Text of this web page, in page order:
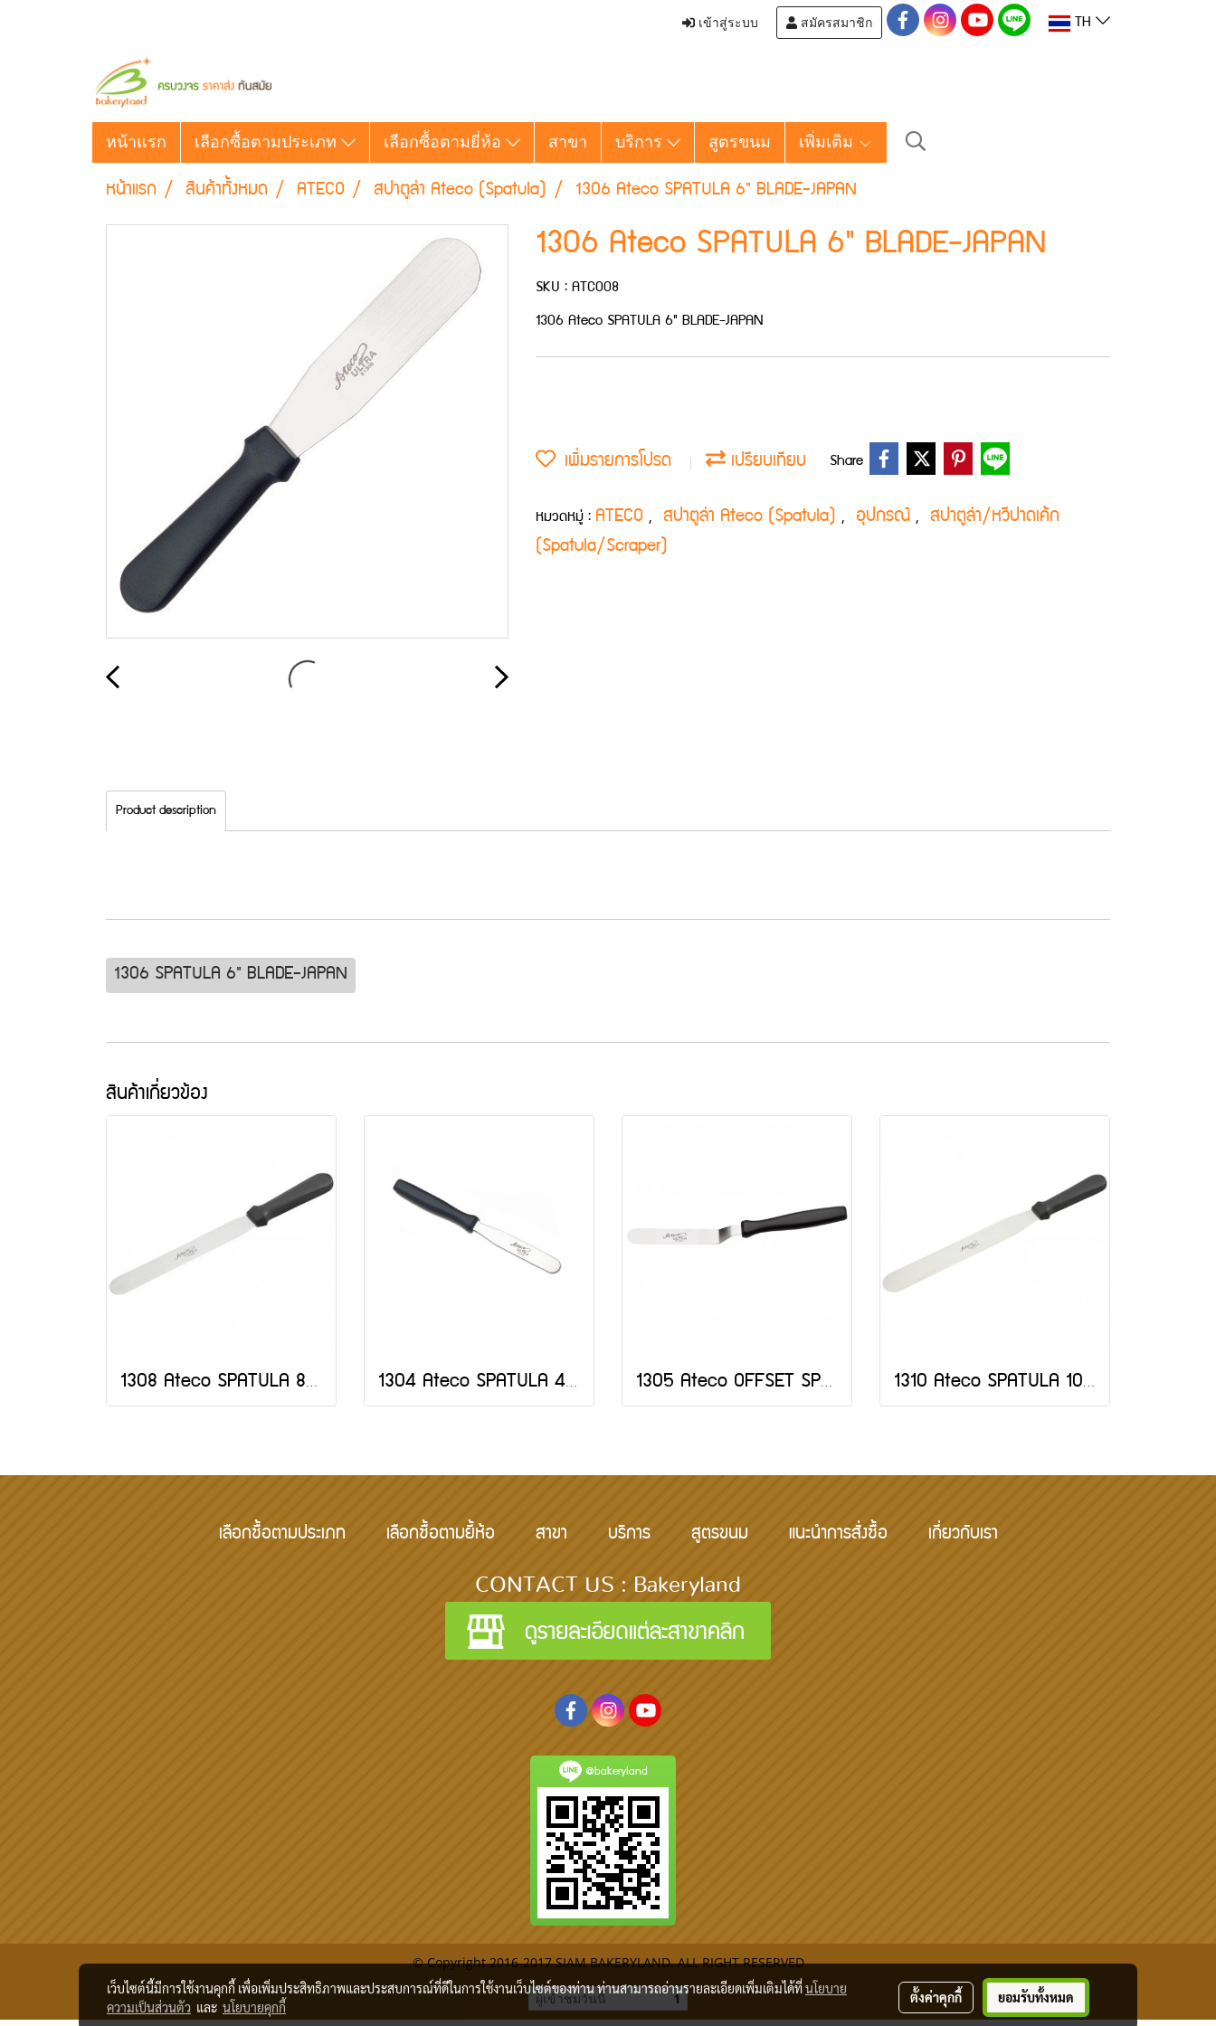
เข้าสู่ระบบ สมัครสมาชิก TH
หน้าแรก เลือกซื้อตามประเภท เลือกซื้อตามยี่ห้อ สาขา บริการ สูตรขนม เพิ่มเติม
หน้าแรก สินค้าทั้งหมด ATECO สปาตูล่า Ateco (Spatula) 1306 Ateco SPATULA 6" BLADE-JAPAN
1306 Ateco SPATULA 6" BLADE-JAPAN
SKU : ATC008
1306 Ateco SPATULA 6" BLADE-JAPAN
เพิ่มรายการโปรด เปรียบเทียบ Share
หมวดหมู่ : ATECO , สปาตูล่า Ateco (Spatula) , อุปกรณ์ , สปาตูล่า/หวีปาดเค้ก
(Spatula/Scraper)
Product description
1306 SPATULA 6" BLADE-JAPAN
สินค้าเกี่ยวข้อง
1308 Ateco SPATULA 8" BLADE-JAPAN 1304 Ateco SPATULA 4" BLADE-JAPAN 1305 Ateco OFFSET SPAT 4.25" BLADE-JAPAN 1310 Ateco SPATULA 10" BLADE-JAPAN
เลือกซื้อตามประเภท เลือกซื้อตามยี้ห้อ สาขา บริการ สูตรขนม แนะนำการสั่งซื้อ เกี่ยวกับเรา
CONTACT US : Bakeryland
@bakeryland
© Copyright 2016-2017 SIAM BAKERYLAND. ALL RIGHT RESERVED
ผู้เข้าชมวันนี้ 1
เว็บไซต์นี้มีการใช้งานคุกกี้ เพื่อเพิ่มประสิทธิภาพและประสบการณ์ที่ดีในการใช้งานเว็บไซต์ของท่าน ท่านสามารถอ่านรายละเอียดเพิ่มเติมได้ที่นโยบาย
ความเป็นส่วนตัว และ นโยบายคุกกี้
ตั้งค่าคุกกี้ ยอมรับทั้งหมด